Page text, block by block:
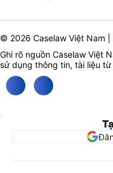
© 2026 Caselaw Việt Nam |
Ghi rõ nguồn Caselaw Việt
sử dụng thông tin, tài liệu từ